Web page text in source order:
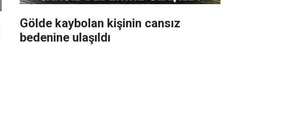
Gölde kaybolan kişinin cansız
bedenine ulaşıldı